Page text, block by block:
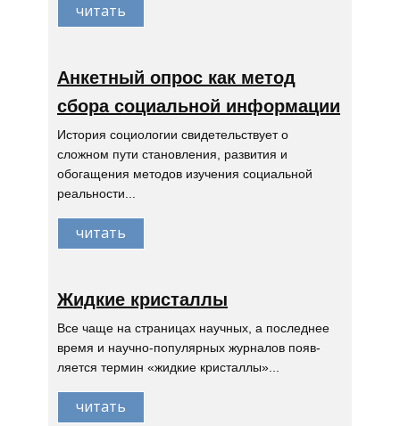
читать
Анкетный опрос как метод
сбора социальной информации
История социологии свидетельствует о
сложном пути становления, развития и
обогащения методов изучения социальной
реальности...
читать
Жидкие кристаллы
Все чаще на страницах научных, а последнее
время и научно-популярных журналов появ-
ляется термин «жидкие кристаллы»...
читать